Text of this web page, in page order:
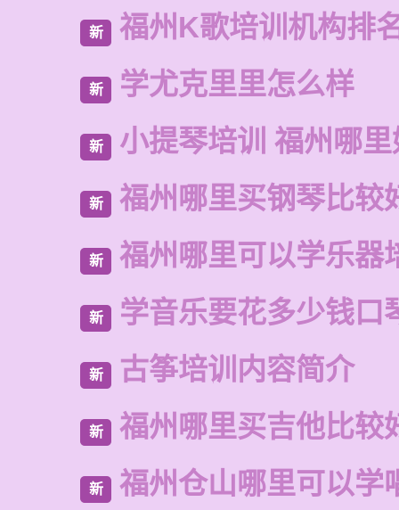
新 福州K歌培训机构排
新 学尤克里里怎么样
新 小提琴培训 福州哪
新 福州哪里买钢琴比较
新 福州哪里可以学乐器
新 学音乐要花多少钱口
新 古筝培训内容简介
新 福州哪里买吉他比较
新 福州仓山哪里可以学